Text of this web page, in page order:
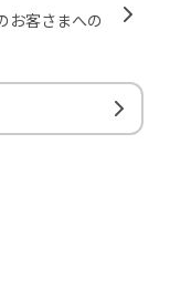
お客さまへの